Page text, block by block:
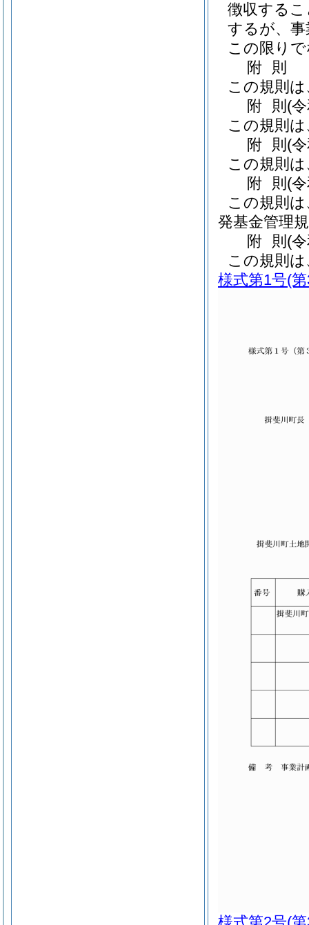
徴収する
するが、
この限り
附 則
この規則
附 則 (
この規則
附 則 (
この規則
附 則 (
この規則
発基金管理
附 則 (
この規則
様式第1号(